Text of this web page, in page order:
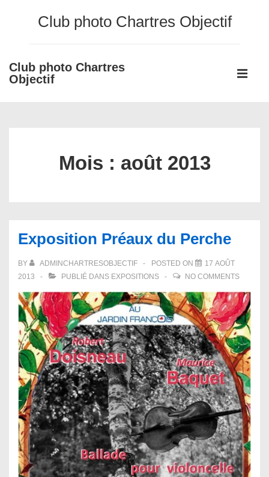
principal
Club photo Chartres Objectif
Club photo Chartres
Objectif
Main
Mois : août 2013
Exposition Préaux du Perche
BY ADMINCHARTRESOBJECTIF POSTED ON
17 AOÛT
2013
PUBLIÉ DANS EXPOSITIONS NO COMMENTS